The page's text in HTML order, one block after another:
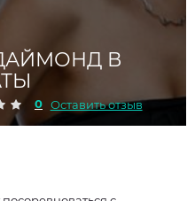
В
0 Оставить отзыв